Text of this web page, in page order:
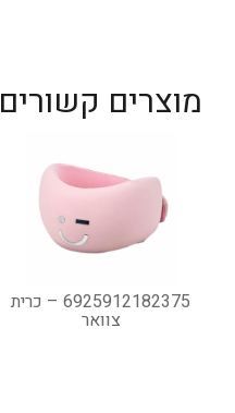
מוצרים קשורים
6925912182375 – כרית
צוואר